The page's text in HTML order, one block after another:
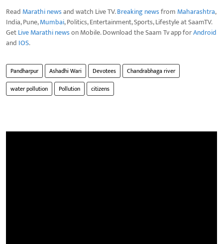
Read Marathi newsand watch Live TV.Breaking newsfrom Maharashtra,
India, Pune,Mumbai, Politics, Entertainment, Sports, Lifestyle at SaamTV.
GetLive Marathi newson Mobile. Download the Saam Tv app forAndroid
and IOS.
Pandharpur Ashadhi Wari Devotees
Chandrabhaga river
water pollution
Pollution citizens